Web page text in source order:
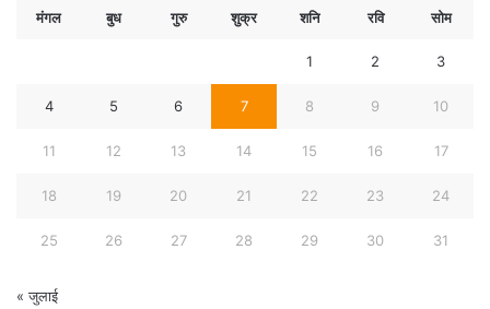
मंगल बुध गुरु शुक्र शनि रवि सोम
1 2 3
4 5 6 7 8 9 10
11 12 13 14 15 16 17
18 19 20 21 22 23 24
25 26 27 28 29 30 31
« जुलाई